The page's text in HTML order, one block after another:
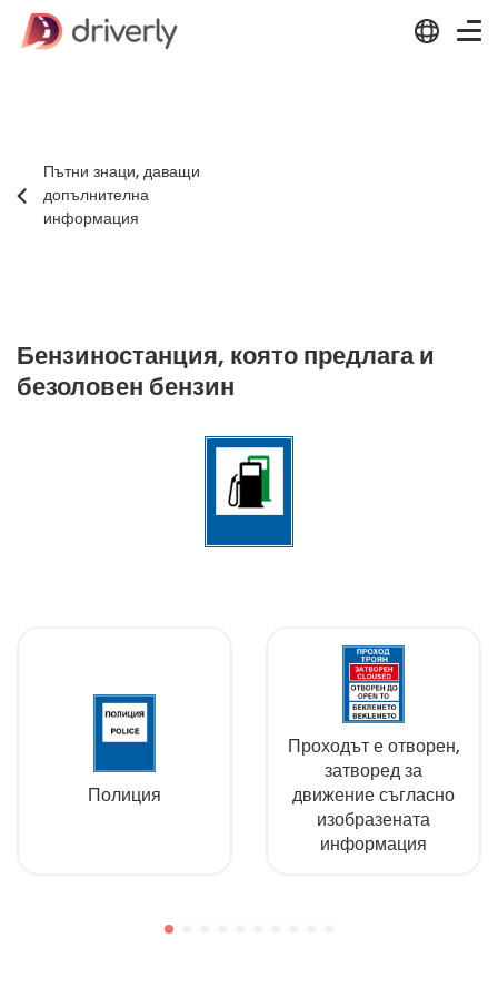
Пътни знаци, даващи
допълнителна
информация
Бензиностанция, която предлага и
безоловен бензин
Полиция
Проходът е отворен,
затворед за
движение съгласно
изобразената
информация